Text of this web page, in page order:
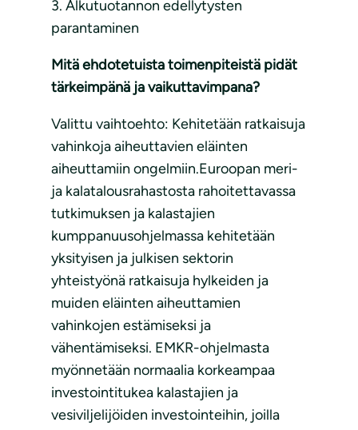
3. Alkutuotannon edellytysten
parantaminen
Mitä ehdotetuista toimenpiteistä pidät
tärkeimpänä ja vaikuttavimpana?
Valittu vaihtoehto: Kehitetään ratkaisuja
vahinkoja aiheuttavien eläinten
aiheuttamiin ongelmiin.Euroopan meri-
ja kalatalousrahastosta rahoitettavassa
tutkimuksen ja kalastajien
kumppanuusohjelmassa kehitetään
yksityisen ja julkisen sektorin
yhteistyönä ratkaisuja hylkeiden ja
muiden eläinten aiheuttamien
vahinkojen estämiseksi ja
vähentämiseksi. EMKR-ohjelmasta
myönnetään normaalia korkeampaa
investointitukea kalastajien ja
vesiviljelijöiden investointeihin, joilla